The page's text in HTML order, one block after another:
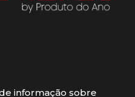
informação sobre